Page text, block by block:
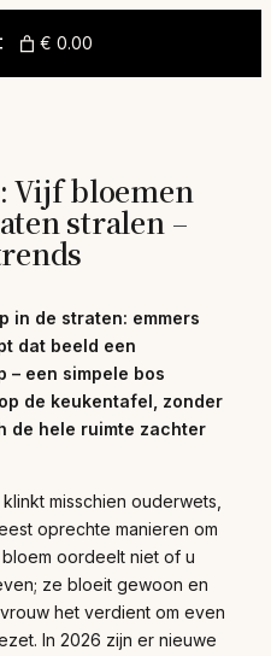
€ 0.00
Vijf bloemen
stralen –
in de straten: emmers
dat beeld een
– een simpele bos
de keukentafel, zonder
de hele ruimte zachter
misschien ouderwets,
oprechte manieren om
oordeelt niet of u
ze bloeit gewoon en
het verdient om even
In 2026 zijn er nieuwe